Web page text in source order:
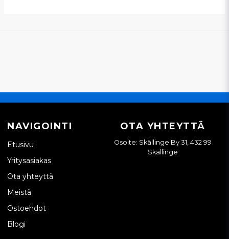
NAVIGOINTI
Etusivu
Yritysasiakas
Ota yhteyttä
Meistä
Ostoehdot
Blogi
OTA YHTEYTTÄ
Osoite: Skällinge By 31, 432 99
Skällinge